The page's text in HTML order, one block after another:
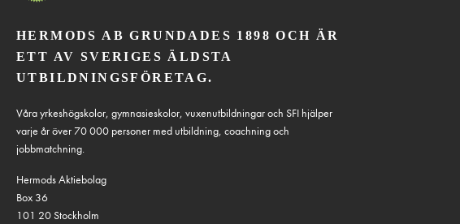
HERMODS AB GRUNDADES 1898 OCH ÄR
ETT AV SVERIGES ÄLDSTA
UTBILDNINGSFÖRETAG.
Våra yrkeshögskolor, gymnasieskolor, vuxenutbildningar och SFI hjälper
varje år över 70 000 personer med utbildning, coachning och
jobbmatchning.
Hermods Aktiebolag
Box 36
101 20 Stockholm